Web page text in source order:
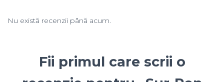
Nu există recenzii până acum.
Fii primul care scrii o